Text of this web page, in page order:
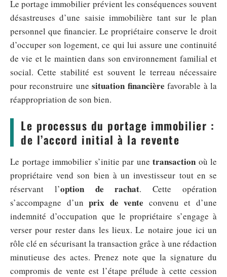
Le portage immobilier prévient les conséquences souvent
désastreuses d’une saisie immobilière tant sur le plan
personnel que financier. Le propriétaire conserve le droit
d’occuper son logement, ce qui lui assure une continuité
de vie et le maintien dans son environnement familial et
social. Cette stabilité est souvent le terreau nécessaire
pour reconstruire unesituation financière favorable à la
réappropriation de son bien.
Le processus du portage immobilier :
de l’accord initial à la revente
Le portage immobilier s’initie par une transaction où le
propriétaire vend son bien à un investisseur tout en se
réservant l’option de rachat. Cette opération
s’accompagne d’unprix de vente convenu et d’une
indemnité d’occupation que le propriétaire s’engage à
verser pour rester dans les lieux. Le notaire joue ici un
rôle clé en sécurisant la transaction grâce à une rédaction
minutieuse des actes. Prenez note que la signature du
compromis de vente est l’étape prélude à cette cession